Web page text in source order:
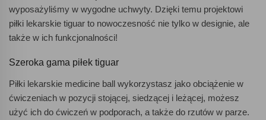
wyposażyliśmy w wygodne uchwyty. Dzięki temu projektowi
piłki lekarskie tiguar to nowoczesność nie tylko w designie, ale
także w ich funkcjonalności!
Szeroka gama piłek tiguar
Piłki lekarskie medicine ball wykorzystasz jako obciążenie w
ćwiczeniach w pozycji stojącej, siedzącej i leżącej, możesz
użyć ich do ćwiczeń w podporach, a także do rzutów w parze.